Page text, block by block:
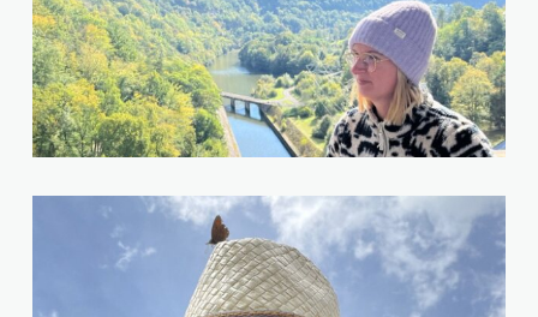
Laura Janßen